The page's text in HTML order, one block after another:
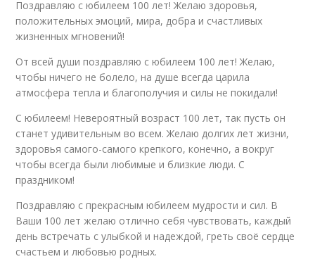
Поздравляю с юбилеем 100 лет! Желаю здоровья,
положительных эмоций, мира, добра и счастливых
жизненных мгновений!
От всей души поздравляю с юбилеем 100 лет! Желаю,
чтобы ничего не болело, на душе всегда царила
атмосфера тепла и благополучия и силы не покидали!
С юбилеем! Невероятный возраст 100 лет, так пусть он
станет удивительным во всем. Желаю долгих лет жизни,
здоровья самого-самого крепкого, конечно, а вокруг
чтобы всегда были любимые и близкие люди. С
праздником!
Поздравляю с прекрасным юбилеем мудрости и сил. В
Ваши 100 лет желаю отлично себя чувствовать, каждый
день встречать с улыбкой и надеждой, греть своё сердце
счастьем и любовью родных.